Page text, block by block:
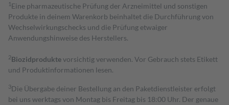
1 Eine pharmazeutische Prüfung der Arzneimittel und sonstigen
Produkte in deinem Warenkorb beinhaltet die Durchführung von
Wechselwirkungschecks und die Prüfung etwaiger
Anwendungshinweise des Herstellers.
2Biozidproduktevorsichtig verwenden. Vor Gebrauch stets Etikett
und Produktinformationen lesen.
3Die Übergabe deiner Bestellung an den Paketdienstleister erfolgt
bei uns werktags von Montag bis Freitag bis 18:00 Uhr. Der genaue